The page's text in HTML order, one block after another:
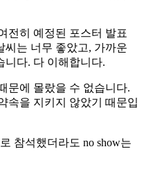
전히 예정된 포스터 발표
씨는 너무 좋았고, 가까운
니다. 다 이해합니다.
문에 몰랐을 수 없습니다.
속을 지키지 않았기 때문입
참석했더라도 no show는